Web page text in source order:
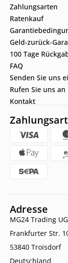
Zahlungsarten
Ratenkauf
Geld-zurück-
100 Tage
FAQ
Senden Sie uns
Rufen Sie uns an
Kontakt
Adresse
MG24 Trading
Frankfurter Str.
53840 Troisdorf
Deutschland